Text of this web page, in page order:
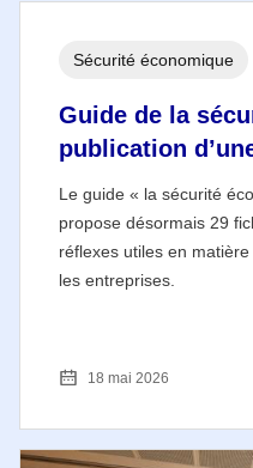
Guide de la
publication
Le guide « la sécurité
propose désormais 29
réflexes utiles en
les entreprises.
Sécurité économique
18 mai 2026